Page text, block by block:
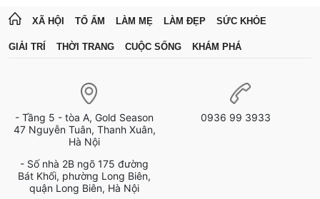
XÃ HỘI TỔ ẤM LÀM MẸ LÀM ĐẸP SỨC KHỎE
GIẢI TRÍ THỜI TRANG CUỘC SỐNG KHÁM PHÁ
- Tầng 5 - tòa A, Gold Season
47 Nguyễn Tuân, Thanh Xuân,
Hà Nội
- Số nhà 2B ngõ 175 đường
Bát Khối, phường Long Biên,
quận Long Biên, Hà Nội
0936 99 3933